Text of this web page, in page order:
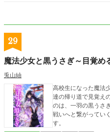
29
魔法少女と黒うさぎ～目覚め
兎山紬
高校生になった魔法少女・風見
達の帰り道で見覚えのない
のは、一羽の黒うさぎだった。 その出会
戦いへと繋がっていく。 ※この作品は他サイトにも投
す。